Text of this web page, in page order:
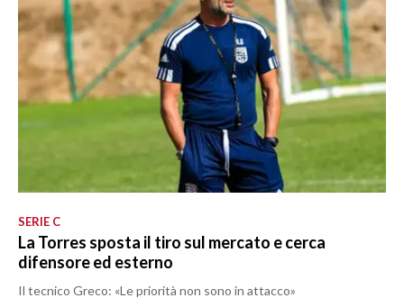
SERIE C
La Torres sposta il tiro sul mercato e cerca
difensore ed esterno
Il tecnico Greco: «Le priorità non sono in attacco»